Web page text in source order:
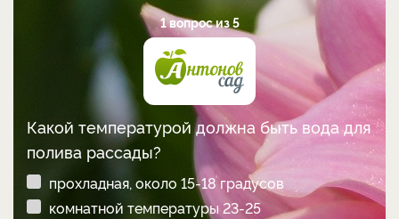
1 вопрос из 5
Какой температурой должна быть вода для
полива рассады?
прохладная, около 15-18 градусов
комнатной температуры 23-25